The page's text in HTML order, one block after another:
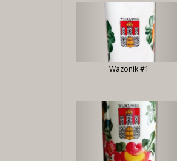
Wazonik #1